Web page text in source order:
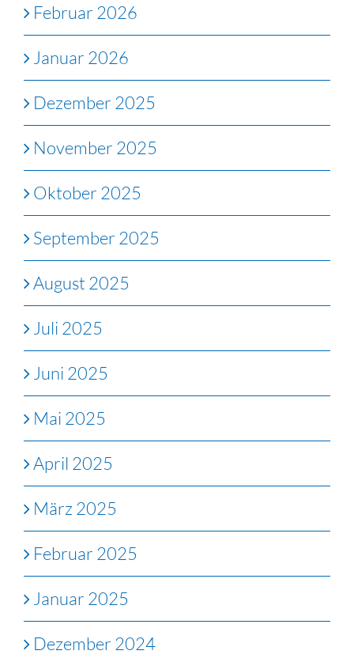
Februar 2026
Januar 2026
Dezember 2025
November 2025
Oktober 2025
September 2025
August 2025
Juli 2025
Juni 2025
Mai 2025
April 2025
März 2025
Februar 2025
Januar 2025
Dezember 2024